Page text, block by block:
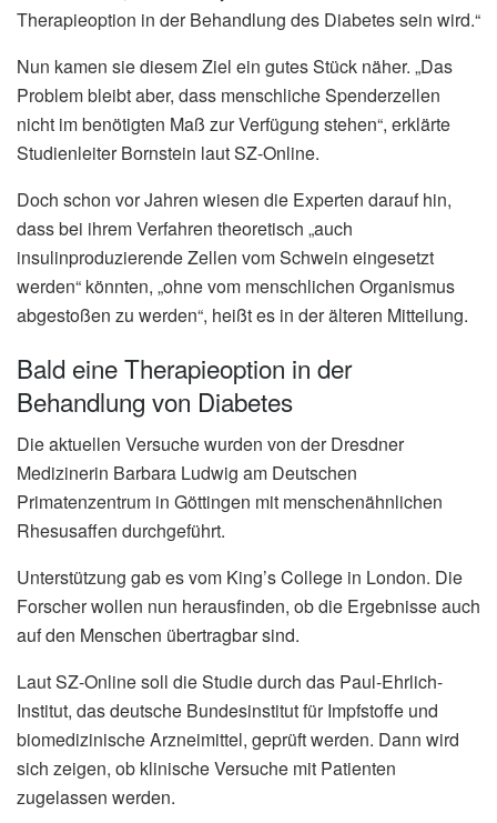
Therapieoption in der Behandlung des Diabetes sein wird.“
Nun kamen sie diesem Ziel ein gutes Stück näher. „Das
Problem bleibt aber, dass menschliche Spenderzellen
nicht im benötigten Maß zur Verfügung stehen“, erklärte
Studienleiter Bornstein laut SZ-Online.
Doch schon vor Jahren wiesen die Experten darauf hin,
dass bei ihrem Verfahren theoretisch „auch
insulinproduzierende Zellen vom Schwein eingesetzt
werden“ könnten, „ohne vom menschlichen Organismus
abgestoßen zu werden“, heißt es in der älteren Mitteilung.
Bald eine Therapieoption in der
Behandlung von Diabetes
Die aktuellen Versuche wurden von der Dresdner
Medizinerin Barbara Ludwig am Deutschen
Primatenzentrum in Göttingen mit menschenähnlichen
Rhesusaffen durchgeführt.
Unterstützung gab es vom King’s College in London. Die
Forscher wollen nun herausfinden, ob die Ergebnisse auch
auf den Menschen übertragbar sind.
Laut SZ-Online soll die Studie durch das Paul-Ehrlich-
Institut, das deutsche Bundesinstitut für Impfstoffe und
biomedizinische Arzneimittel, geprüft werden. Dann wird
sich zeigen, ob klinische Versuche mit Patienten
zugelassen werden.